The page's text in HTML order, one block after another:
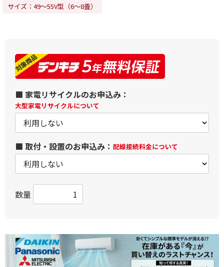
サイズ：49～55V型（6～8畳）
■ 家電リサイクルのお申込み：
大型家電リサイクルについて
■ 取付・設置のお申込み： 配線接続料金について
数量